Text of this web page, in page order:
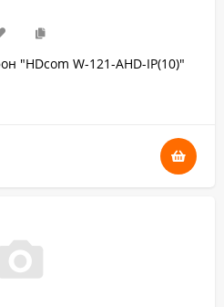
"HDcom W-121-AHD-IP(10)"